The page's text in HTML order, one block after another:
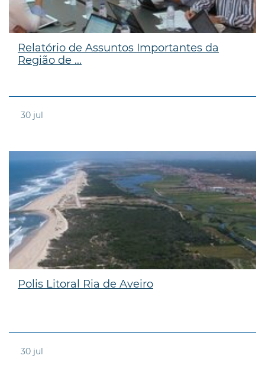
Relatório de Assuntos Importantes da
Região de ...
30 jul
Polis Litoral Ria de Aveiro
30 jul